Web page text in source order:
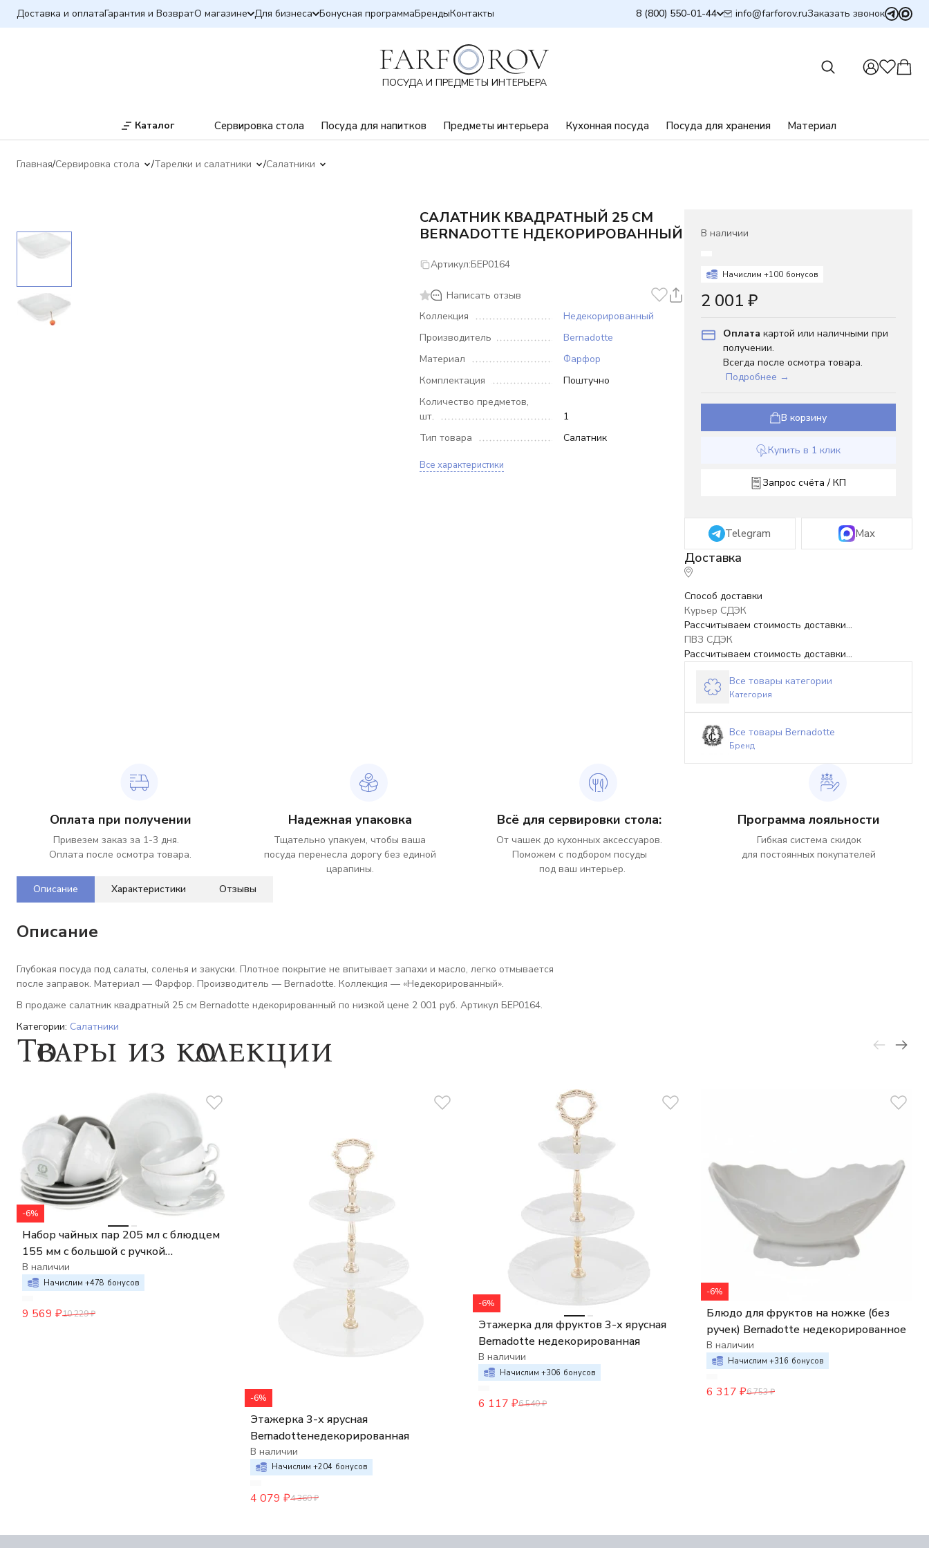
Доставка и оплатаГарантия и ВозвратО магазине Для бизнеса Бонусная программаБрендыКонтакты 8 (800) 550-01-44 info@farforov.ruЗаказать звонок
ПОСУДА И ПРЕДМЕТЫ ИНТЕРЬЕРА
Каталог Сервировка стола Посуда для напитков Предметы интерьера Кухонная посуда Посуда для хранения Материал
Главная Сервировка стола Тарелки и салатники Салатники
САЛАТНИК КВАДРАТНЫЙ 25 СМ
BERNADOTTE НДЕКОРИРОВАННЫЙ
Артикул:БЕР0164
Написать отзыв
Коллекция
Недекорированный
Производитель
Bernadotte
Материал
Фарфор
Комплектация
Поштучно
Количество предметов,
шт.
1
Тип товара
Салатник
Все характеристики
В наличии
Начислим +100 бонусов
2 001 ₽
Оплата картой или наличными при
получении.
Всегда после осмотра товара.
Подробнее →
В корзину
Купить в 1 клик
Запрос счёта / КП
Telegram Max
Способ доставки
Курьер СДЭК
Рассчитываем стоимость доставки...
ПВЗ СДЭК
Рассчитываем стоимость доставки...
Все товары категории
Категория
Все товары Bernadotte
Бренд
Оплата при получении
Привезем заказ за 1-3 дня.
Оплата после осмотра товара.
Надежная упаковка
Тщательно упакуем, чтобы ваша
посуда перенесла дорогу без единой
царапины.
Всё для сервировки стола:
От чашек до кухонных аксессуаров.
Поможем с подбором посуды
под ваш интерьер.
Программа лояльности
Гибкая система скидок
для постоянных покупателей
Описание Характеристики Отзывы
Описание
Глубокая посуда под салаты, соленья и закуски. Плотное покрытие не впитывает запахи и масло, легко отмывается
после заправок. Материал — Фарфор. Производитель — Bernadotte. Коллекция — «Недекорированный».
В продаже салатник квадратный 25 см Bernadotte ндекорированный по низкой цене 2 001 руб. Артикул БЕР0164.
Категории: Салатники
Товары из коллекции
-6%
Набор чайных пар 205 мл с блюдцем
155 мм с большой с ручкой
Bernadotte, недекорированный
В наличии
Начислим +478 бонусов
9 569 ₽10 229₽
-6%
Этажерка 3-х ярусная
Bernadotteнедекорированная
В наличии
Начислим +204 бонусов
4 079 ₽4 360₽
-6%
Этажерка для фруктов 3-х ярусная
Bernadotte недекорированная
В наличии
Начислим +306 бонусов
6 117 ₽6 540₽
-6%
Блюдо для фруктов на ножке (без
ручек) Bernadotte недекорированное
В наличии
Начислим +316 бонусов
6 317 ₽6 753₽